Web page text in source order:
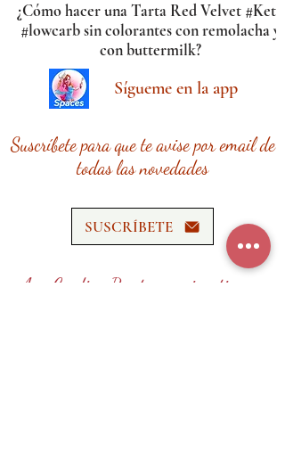
¿Cómo hacer una Tarta Red Velvet #Keto
#lowcarb sin colorantes con remolacha y
con buttermilk?
Sígueme en la app
Suscríbete para que te avise por email de
todas las novedades
Ana Cardina Recetas requiere tiempo,
SUSCRÍBETE